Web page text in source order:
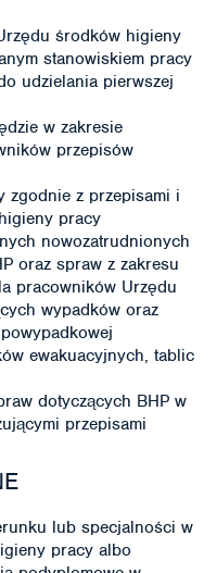
środków higieny
stanowiskiem pracy
udzielania pierwszej
w zakresie
przepisów
zgodnie z przepisami i
pracy
nowozatrudnionych
oraz spraw z zakresu
pracowników Urzędu
wypadków oraz
ewakuacyjnych, tablic
dotyczących BHP w
przepisami
lub specjalności w
pracy albo